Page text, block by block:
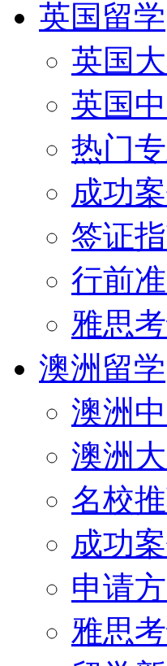
英国留学
英国
英国
热门
成功
签证
行前
雅思
澳洲留学
澳洲
澳洲
名校
成功
申请
雅思